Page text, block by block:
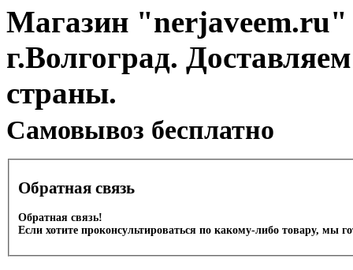
Магазин "nerjaveem.ru"
г.Волгоград.
страны.
Cамовывоз бесплатно
Обратная связь
Обратная связь!
Если хотите проконсультироваться по какому-либо товару, мы